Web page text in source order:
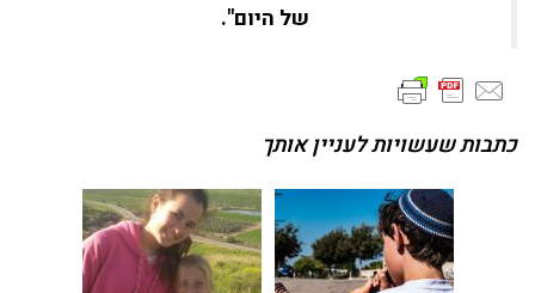
של היום".
כתבות שעשויות לעניין אותך